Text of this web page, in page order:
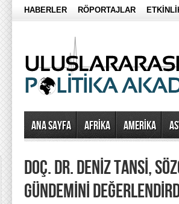
HABERLER RÖPORTAJLAR
Ana Sayfa AFRİKA AMERİKA
DOÇ. DR. DENİZ TANSİ,
GÜNDEMİNİ